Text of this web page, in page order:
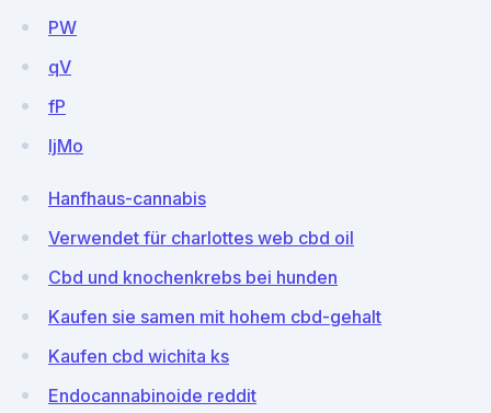
PW
qV
fP
IjMo
Hanfhaus-cannabis
Verwendet für charlottes web cbd oil
Cbd und knochenkrebs bei hunden
Kaufen sie samen mit hohem cbd-gehalt
Kaufen cbd wichita ks
Endocannabinoide reddit